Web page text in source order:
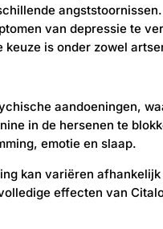
van depressie te
is onder zowel
aandoeningen,
in de hersenen te
emotie en slaap.
kan variëren
effecten van